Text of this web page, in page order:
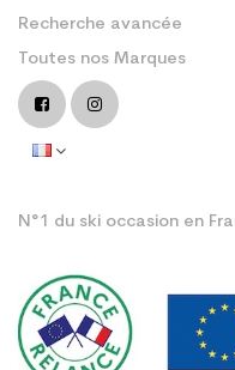
Recherche avancée
Toutes nos Marques
N°1 du ski occasion en